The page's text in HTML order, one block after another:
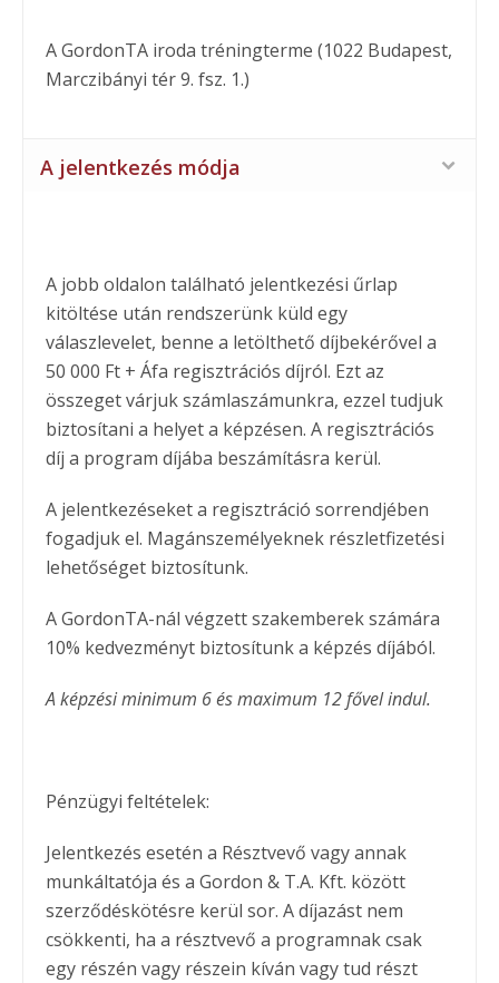
A GordonTA iroda tréningterme (1022 Budapest,
Marczibányi tér 9. fsz. 1.)
A jelentkezés módja
A jobb oldalon található jelentkezési űrlap
kitöltése után rendszerünk küld egy
válaszlevelet, benne a letölthető díjbekérővel a
50 000 Ft + Áfa regisztrációs díjról. Ezt az
összeget várjuk számlaszámunkra, ezzel tudjuk
biztosítani a helyet a képzésen. A regisztrációs
díj a program díjába beszámításra kerül.
A jelentkezéseket a regisztráció sorrendjében
fogadjuk el. Magánszemélyeknek részletfizetési
lehetőséget biztosítunk.
A GordonTA-nál végzett szakemberek számára
10% kedvezményt biztosítunk a képzés díjából.
A képzési minimum 6 és maximum 12 fővel indul.
Pénzügyi feltételek:
Jelentkezés esetén a Résztvevő vagy annak
munkáltatója és a Gordon & T.A. Kft. között
szerződéskötésre kerül sor. A díjazást nem
csökkenti, ha a résztvevő a programnak csak
egy részén vagy részein kíván vagy tud részt